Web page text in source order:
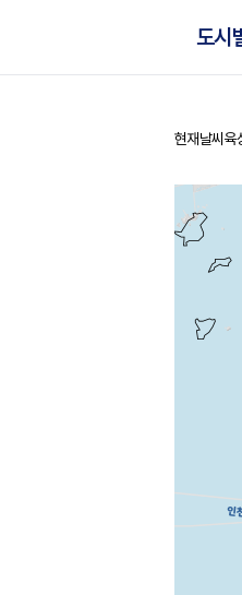
도시
홈
현재날씨 육